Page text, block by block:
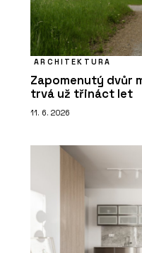
ARCHITEKTURA
Zapomenutý dvůr
trvá už třináct let
11. 6. 2026